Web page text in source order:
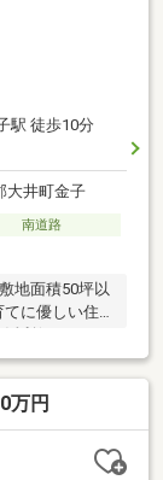
駅 徒歩10分
大井町金子
南道路
地面積50坪以
に優しい住環
万円